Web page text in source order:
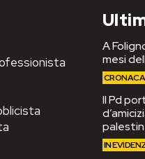
A
mesi
CRONACA
Il Pd
IN